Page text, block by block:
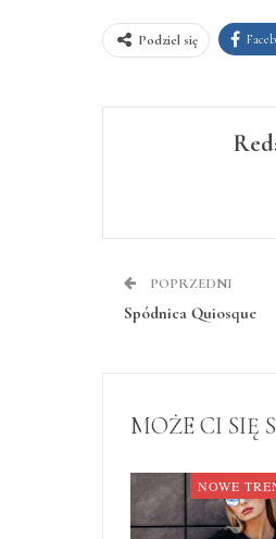
Podziel się
POPRZEDNI
Spódnica Quiosque
MOŻE CI SIĘ
NOWE